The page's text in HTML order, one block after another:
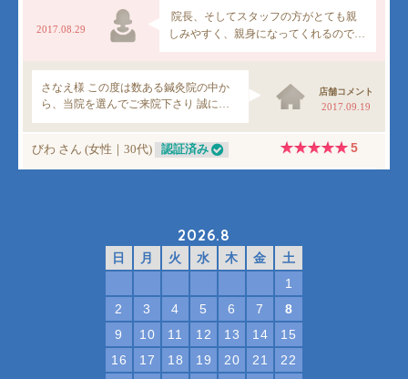
2026.8
日 月 火 水 木 金
土
1
2
3 4 5 6 7
8
9
10 11 12 13 14
15
16
17 18 19 20 21
22